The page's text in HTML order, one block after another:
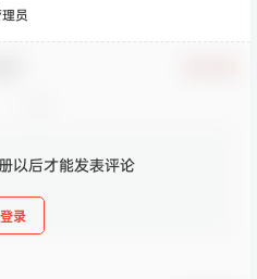
员
以后才能发表评论
登录